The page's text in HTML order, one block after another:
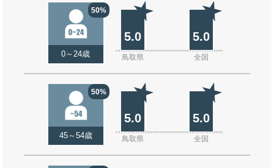
50%
0～24歳
5.0 5.0
鳥取県 全国
50%
45～54歳
5.0 5.0
鳥取県 全国